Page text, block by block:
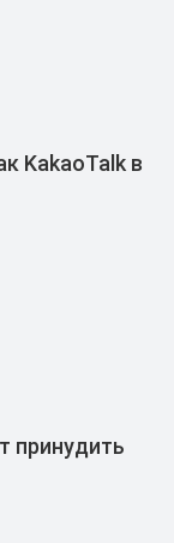
KakaoTalk в
принудить